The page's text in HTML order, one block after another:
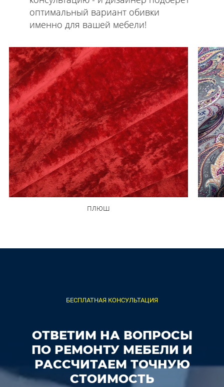
оптимальный вариант обивки
именно для вашей мебели!
плюш
БЕСПЛАТНАЯ КОНСУЛЬТАЦИЯ
ОТВЕТИМ НА ВОПРОСЫ
ПО РЕМОНТУ МЕБЕЛИ И
РАССЧИТАЕМ ТОЧНУЮ
СТОИМОСТЬ